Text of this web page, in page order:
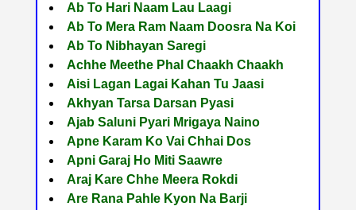
Ab To Hari Naam Lau Laagi
Ab To Mera Ram Naam Doosra Na Koi
Ab To Nibhayan Saregi
Achhe Meethe Phal Chaakh Chaakh
Aisi Lagan Lagai Kahan Tu Jaasi
Akhyan Tarsa Darsan Pyasi
Ajab Saluni Pyari Mrigaya Naino
Apne Karam Ko Vai Chhai Dos
Apni Garaj Ho Miti Saawre
Araj Kare Chhe Meera Rokdi
Are Rana Pahle Kyon Na Barji